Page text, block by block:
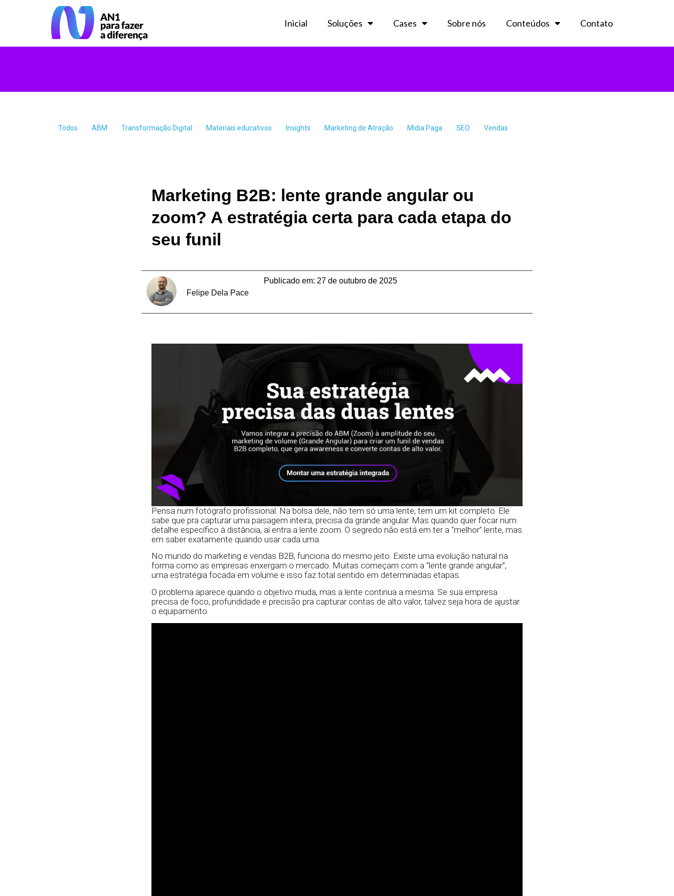
Inicial Soluções Cases Sobre nós Conteúdos Contato
Todos ABM Transformação Digital Materiais educativos Insights Marketing de Atração Mídia Paga SEO Vendas
Marketing B2B: lente grande angular ou
zoom? A estratégia certa para cada etapa do
seu funil
Felipe Dela Pace
Publicado em: 27 de outubro de 2025
Pensa num fotógrafo profissional. Na bolsa dele, não tem só uma lente, tem um kit completo. Ele
sabe que pra capturar uma paisagem inteira, precisa da grande angular. Mas quando quer focar num
detalhe específico à distância, aí entra a lente zoom. O segredo não está em ter a “melhor” lente, mas
em saber exatamente quando usar cada uma.
No mundo do marketing e vendas B2B, funciona do mesmo jeito. Existe uma evolução natural na
forma como as empresas enxergam o mercado. Muitas começam com a “lente grande angular”,
uma estratégia focada em volume e isso faz total sentido em determinadas etapas.
O problema aparece quando o objetivo muda, mas a lente continua a mesma. Se sua empresa
precisa de foco, profundidade e precisão pra capturar contas de alto valor, talvez seja hora de ajustar
o equipamento.